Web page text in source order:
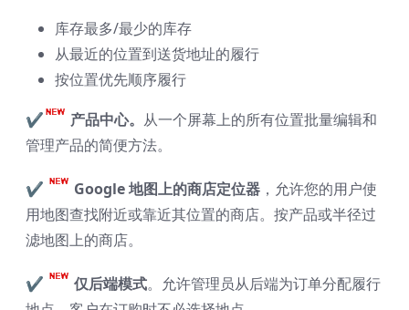
库存最多/最少的库存
从最近的位置到送货地址的履行
按位置优先顺序履行
✔
产品中心。 从一个屏幕上的所有位置批量编辑和
管理产品的简便方法。
✔ Google 地图上的商店定位器 ，允许您的用户使
用地图查找附近或靠近其位置的商店。按产品或半径过
滤地图上的商店。
✔ 仅后端模式。允许管理员从后端为订单分配履行